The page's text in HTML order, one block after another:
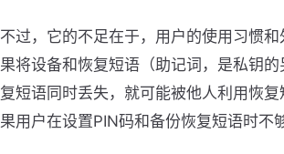
不过，它的不足在于，用户的使用习惯
果将设备和恢复短语（助记词，是私钥
复短语同时丢失，就可能被他人利用恢
果用户在设置PIN码和备份恢复短语时不